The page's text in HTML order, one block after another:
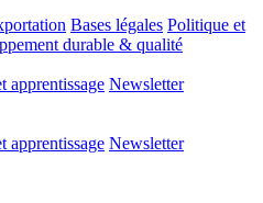
Bases légales Politique et
durable & qualité
apprentissage Newsletter
apprentissage Newsletter